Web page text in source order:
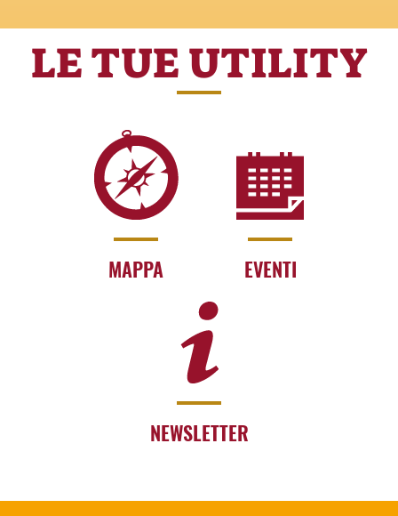
LE TUE UTILITY
MAPPA EVENTI
NEWSLETTER